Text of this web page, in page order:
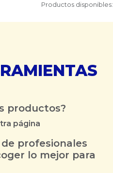
Productos disponibles:
productos?
página
profesionales
lo mejor para